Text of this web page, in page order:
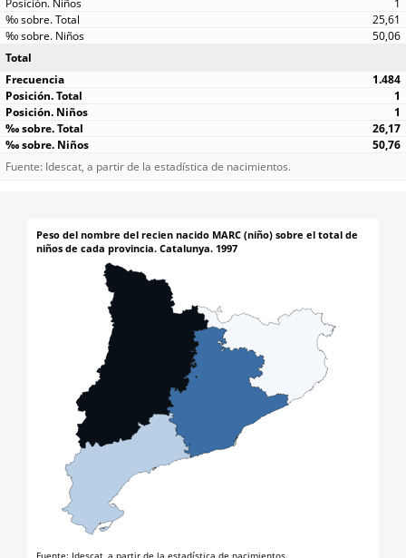
1
25,61
50,06
Total
1.484
1
1
26,17
50,76
Fuente: Idescat, a partir de la estadística de nacimientos.